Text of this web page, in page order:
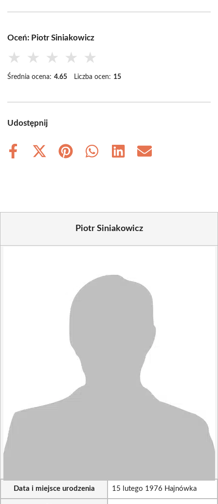
Oceń: Piotr Siniakowicz
★ ★ ★ ★ ★
Średnia ocena: 4.65 Liczba ocen: 15
Udostępnij
Share
Share
Share
Share
Share
Share
Piotr Siniakowicz
Data i miejsce urodzenia 15 lutego 1976 Hajnówka